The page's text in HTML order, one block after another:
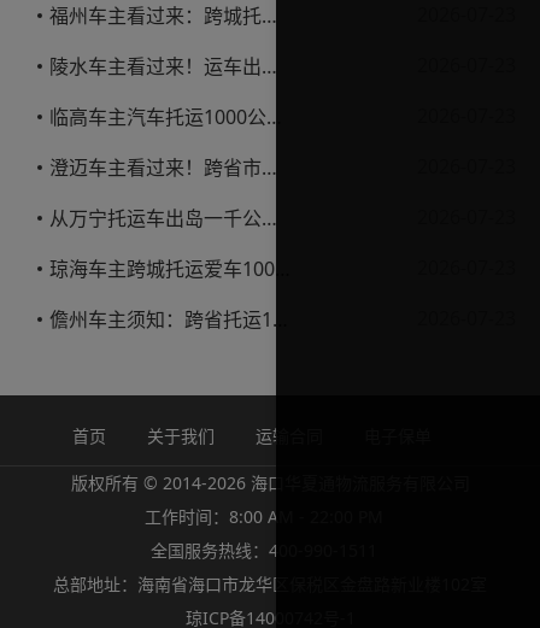
福州车主看过来：跨城托运1000公里，这笔账要怎么算才不亏
陵水车主看过来！运车出岛一千公里，这笔账得这么算
临高车主汽车托运1000公里省钱避坑指南
澄迈车主看过来！跨省市托运私家车，这些账得算明白
从万宁托运车出岛一千公里，这笔钱该怎么花才不踩坑
琼海车主跨城托运爱车1000公里费用解析
儋州车主须知：跨省托运1000公里费用怎么算？
首页 关于我们 运输合同
版权所有 © 2014-2026 海口华夏通物流服务有限公司
工作时间：8:00 AM - 22:00 PM
全国服务热线：400-990-1511
总部地址：海南省海口市龙华区保税区金盘路新业楼102室
琼ICP备14000742号-1